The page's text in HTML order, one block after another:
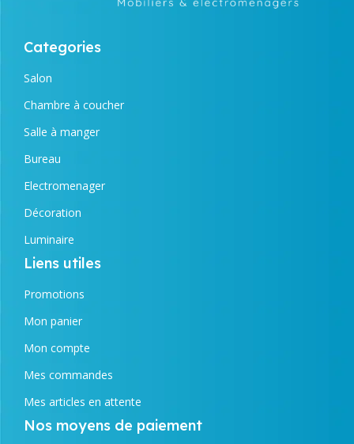
Categories
Salon
Chambre à coucher
Salle à manger
Bureau
Electromenager
Décoration
Luminaire
Liens utiles
Promotions
Mon panier
Mon compte
Mes commandes
Mes articles en attente
Nos moyens de paiement